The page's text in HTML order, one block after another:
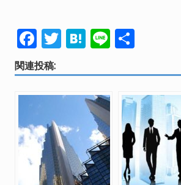
F
ac
e
b
o
o
k
T
itt
er
H
e
n
a
Li
e
関連投稿: